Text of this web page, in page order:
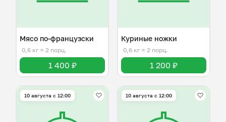
Мясо по-французски
0,6 кг ≈ 2 порц.
1 400 ₽
Куриные ножки
0,6 кг ≈ 2 порц.
1 200 ₽
10 августа с 12:00 10 августа с 12:00